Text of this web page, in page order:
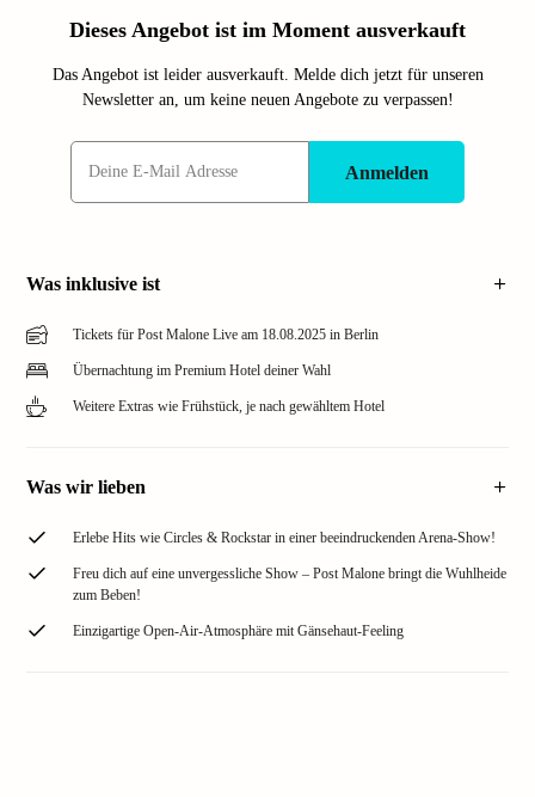
Dieses Angebot ist im Moment ausverkauft
Das Angebot ist leider ausverkauft. Melde dich jetzt für unseren
Newsletter an, um keine neuen Angebote zu verpassen!
Anmelden
Was inklusive ist
Tickets für Post Malone Live am 18.08.2025 in Berlin
Übernachtung im Premium Hotel deiner Wahl
Weitere Extras wie Frühstück, je nach gewähltem Hotel
Was wir lieben
Erlebe Hits wie Circles & Rockstar in einer beeindruckenden Arena-Show!
Freu dich auf eine unvergessliche Show – Post Malone bringt die Wuhlheide
zum Beben!
Einzigartige Open-Air-Atmosphäre mit Gänsehaut-Feeling